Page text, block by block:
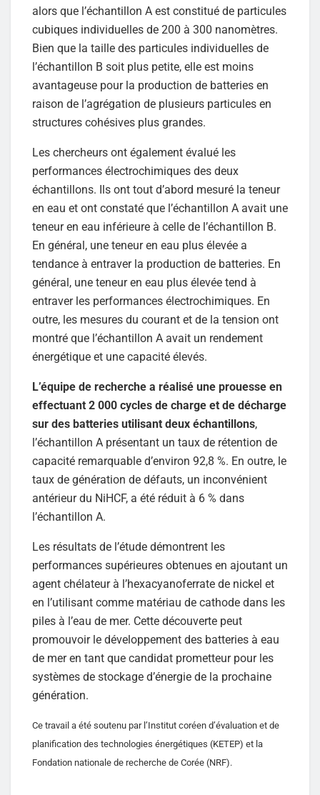
alors que l’échantillon A est constitué de particules
cubiques individuelles de 200 à 300 nanomètres.
Bien que la taille des particules individuelles de
l’échantillon B soit plus petite, elle est moins
avantageuse pour la production de batteries en
raison de l’agrégation de plusieurs particules en
structures cohésives plus grandes.
Les chercheurs ont également évalué les
performances électrochimiques des deux
échantillons. Ils ont tout d’abord mesuré la teneur
en eau et ont constaté que l’échantillon A avait une
teneur en eau inférieure à celle de l’échantillon B.
En général, une teneur en eau plus élevée a
tendance à entraver la production de batteries. En
général, une teneur en eau plus élevée tend à
entraver les performances électrochimiques. En
outre, les mesures du courant et de la tension ont
montré que l’échantillon A avait un rendement
énergétique et une capacité élevés.
L’équipe de recherche a réalisé une prouesse en
effectuant 2 000 cycles de charge et de décharge
sur des batteries utilisant deux échantillons,
l’échantillon A présentant un taux de rétention de
capacité remarquable d’environ 92,8 %. En outre, le
taux de génération de défauts, un inconvénient
antérieur du NiHCF, a été réduit à 6 % dans
l’échantillon A.
Les résultats de l’étude démontrent les
performances supérieures obtenues en ajoutant un
agent chélateur à l’hexacyanoferrate de nickel et
en l’utilisant comme matériau de cathode dans les
piles à l’eau de mer. Cette découverte peut
promouvoir le développement des batteries à eau
de mer en tant que candidat prometteur pour les
systèmes de stockage d’énergie de la prochaine
génération.
Ce travail a été soutenu par l’Institut coréen d’évaluation et de
planification des technologies énergétiques (KETEP) et la
Fondation nationale de recherche de Corée (NRF).